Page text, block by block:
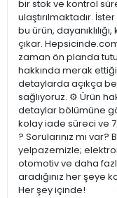
bir stok ve kontrol
ulaştırılmaktadır.
bu ürün,
çıkar.
zaman ön planda
hakkında merak
detaylarda açıkça
sağlıyoruz. ⚙️ Ürün
detaylar bölümüne
kolay iade süreci ve
? Sorularınız mı
yelpazemizle;
otomotiv ve daha
aradığınız her şeye
Her şey içinde!